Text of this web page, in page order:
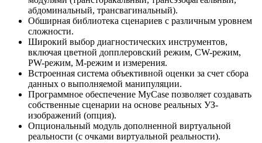
абдоминальный, трансвагинальный).
Обширная библиотека сценариев с различным уровнем
сложности.
Широкий выбор диагностических инструментов,
включая цветной допплеровский режим, CW-режим,
PW-режим, M-режим и измерения.
Встроенная система объективной оценки за счет сбора
данных о выполняемой манипуляции.
Программное обеспечение MyCase позволяет создавать
собственные сценарии на основе реальных УЗ-
изображений (опция).
Опциональный модуль дополненной виртуальной
реальности (с очками виртуальной реальности).